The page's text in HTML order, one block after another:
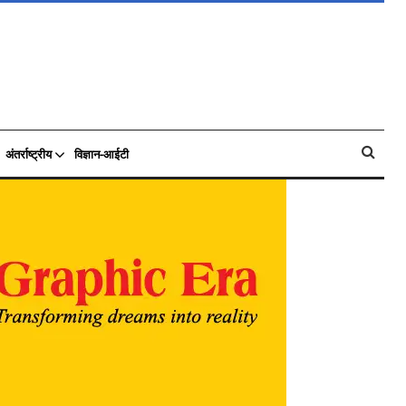
अंतर्राष्ट्रीय विज्ञान-आईटी